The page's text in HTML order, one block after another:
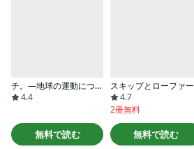
チ。―地球の運動について―
4.4
無料で読む
スキップとローファー
4.7
2冊無料
無料で読む